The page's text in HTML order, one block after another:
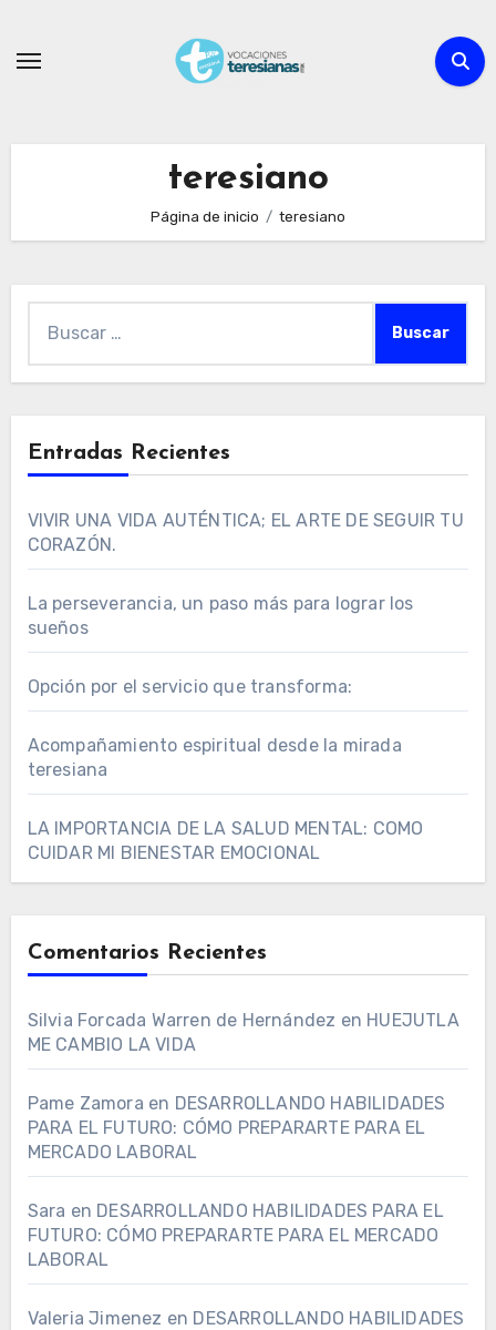
contenido
teresiano
Página de inicio teresiano
Entradas Recientes
VIVIR UNA VIDA AUTÉNTICA; EL ARTE DE SEGUIR TU
CORAZÓN.
La perseverancia, un paso más para lograr los
sueños
Opción por el servicio que transforma:
Acompañamiento espiritual desde la mirada
teresiana
LA IMPORTANCIA DE LA SALUD MENTAL: COMO
CUIDAR MI BIENESTAR EMOCIONAL
Comentarios Recientes
Silvia Forcada Warren de Hernández en HUEJUTLA
ME CAMBIO LA VIDA
Pame Zamora en DESARROLLANDO HABILIDADES
PARA EL FUTURO: CÓMO PREPARARTE PARA EL
MERCADO LABORAL
Sara en DESARROLLANDO HABILIDADES PARA EL
FUTURO: CÓMO PREPARARTE PARA EL MERCADO
LABORAL
Valeria Jimenez en DESARROLLANDO HABILIDADES